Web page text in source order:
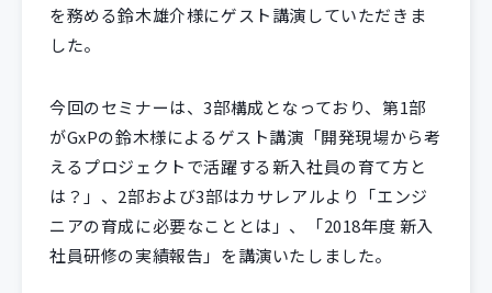
を務める鈴木雄介様にゲスト講演していただきま
した。
今回のセミナーは、3部構成となっており、第1部
がGxPの鈴木様によるゲスト講演「開発現場から考
えるプロジェクトで活躍する新入社員の育て方と
は？」、2部および3部はカサレアルより「エンジ
ニアの育成に必要なこととは」、「2018年度 新入
社員研修の実績報告」を講演いたしました。